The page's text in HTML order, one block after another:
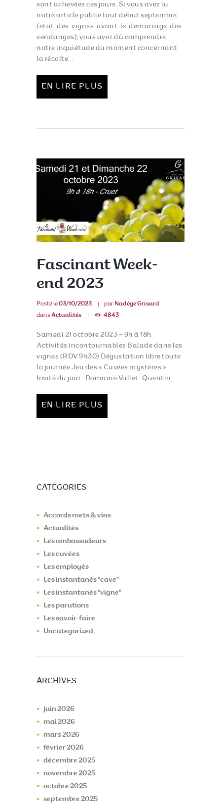
sont achevées ces jours. Si vous avez lu
notre article publié tout début septembre
(etat-des-vignes-avant-le-demarrage-des-
vendanges), vous avez dû comprendre
notre inquiétude du moment concernant
la récolte...
EN LIRE PLUS
Fascinant Week-
end 2023
Posté le03/10/2023 par Nadège Grisard
dansActualités 4843
Samedi 21 octobre 2023 – 9h à 18h
Activités incontournables Balade dans les
vignes (RDV 9h30) Dégustation libre toute
la journée Jeu des « Cuvées mystères »
Invité du jour : Domaine Vallet Quentin...
EN LIRE PLUS
CATÉGORIES
Accords mets & vins
Actualités
Les ambassadeurs
Les cuvées
Les employés
Les instantanés "cave"
Les instantanés "vigne"
Les parutions
Les savoir-faire
Uncategorized
ARCHIVES
juin 2026
mai2026
mars2026
février2026
décembre 2025
novembre 2025
octobre 2025
septembre 2025